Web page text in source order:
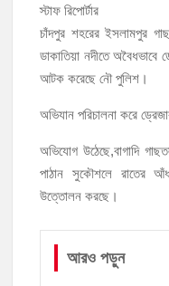
‘জনগণের হাতে রাষ্ট্রের মালিকানা
মতলব উত্তরে সোনালী লাইফ
হাজীগঞ্জ ডিগ্রি কলেজ গভীর
হাজীগঞ্জের যুবধারা সমবায়
পরিশোধ করা হবে
হাজীগঞ্জের বাকিলা উবির
স্টাফ রিপোর্টার
চাঁদপুর শহরের ইসলামপুর
ডাকাতিয়া নদীতে
আটক করেছে নৌ পুলিশ।
অভিযান পরিচালনা করে
অভিযোগ উঠেছে,বাগাদি
পাঠান সুকৌশলে রাতের
উত্তোলন করছে।
আরও পড়ুন